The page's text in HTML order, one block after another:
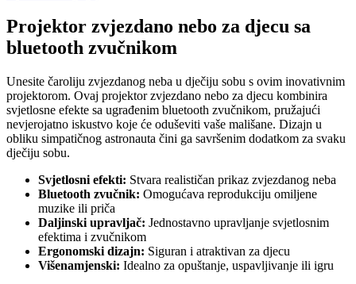
Projektor zvjezdano nebo za djecu sa
bluetooth zvučnikom
Unesite čaroliju zvjezdanog neba u dječiju sobu s ovim inovativnim
projektorom. Ovaj projektor zvjezdano nebo za djecu kombinira
svjetlosne efekte sa ugrađenim bluetooth zvučnikom, pružajući
nevjerojatno iskustvo koje će oduševiti vaše mališane. Dizajn u
obliku simpatičnog astronauta čini ga savršenim dodatkom za svaku
dječiju sobu.
Svjetlosni efekti: Stvara realističan prikaz zvjezdanog neba
Bluetooth zvučnik: Omogućava reprodukciju omiljene
muzike ili priča
Daljinski upravljač: Jednostavno upravljanje svjetlosnim
efektima i zvučnikom
Ergonomski dizajn: Siguran i atraktivan za djecu
Višenamjenski: Idealno za opuštanje, uspavljivanje ili igru